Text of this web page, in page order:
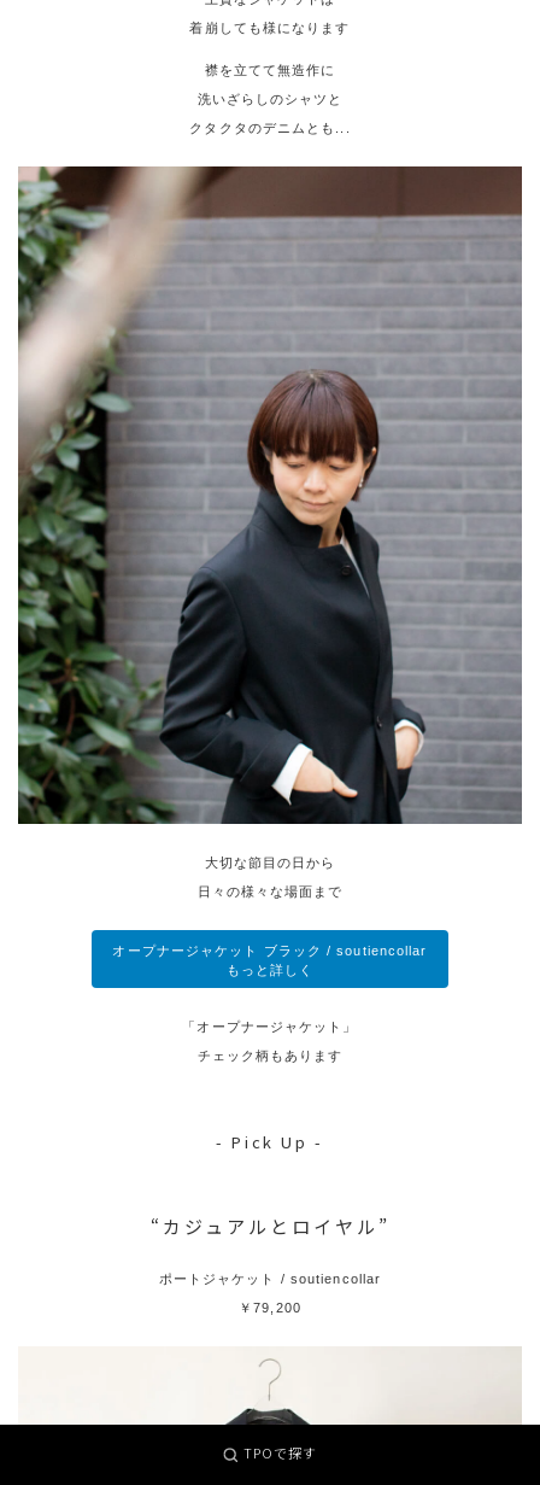
着崩しても様になります
襟を立てて無造作に
洗いざらしのシャツと
クタクタのデニムとも...
大切な節目の日から
日々の様々な場面まで
オープナージャケット ブラック / soutiencollar
もっと詳しく
「オープナージャケット」
チェック柄もあります
- Pick Up -
“カジュアルとロイヤル”
ポートジャケット / soutiencollar
￥79,200
TPOで探す